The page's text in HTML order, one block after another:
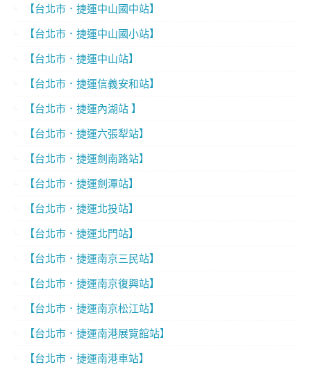
【台北市．捷運中山國中站】
【台北市．捷運中山國小站】
【台北市．捷運中山站】
【台北市．捷運信義安和站】
【台北市．捷運內湖站 】
【台北市．捷運六張犁站】
【台北市．捷運劍南路站】
【台北市．捷運劍潭站】
【台北市．捷運北投站】
【台北市．捷運北門站】
【台北市．捷運南京三民站】
【台北市．捷運南京復興站】
【台北市．捷運南京松江站】
【台北市．捷運南港展覽館站】
【台北市．捷運南港車站】